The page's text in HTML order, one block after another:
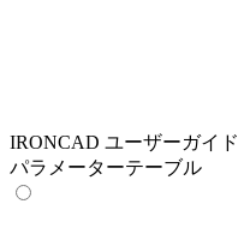
IRONCAD ユーザーガイド
パラメーターテーブル